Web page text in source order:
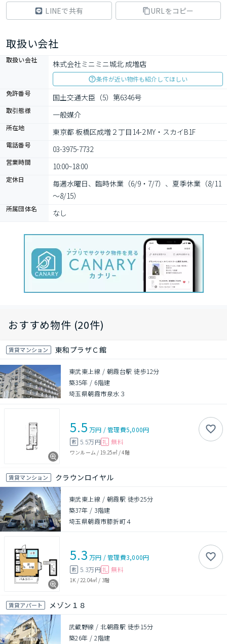
LINEで共有 URLをコピー
取扱い会社
取扱い会社 株式会社ミニミニ城北 成増店
条件が近い物件も紹介してほしい
免許番号
国土交通大臣（5）第6346号
取引態様 一般媒介
所在地 東京都 板橋区成増２丁目14-2 MY・スカイB1F
電話番号 03-3975-7732
営業時間 10:00~18:00
定休日
毎週水曜日、臨時休業（6/9・7/7）、夏季休業（8/11
～8/15）
所属団体名 なし
おすすめ物件 (20件)
賃貸マンション 東和プラザＣ館
東武東上線 / 朝霞台駅 徒歩12分
築35年 / 6階建
埼玉県朝霞市泉水３
5.5 万円 /管理費5,000円
敷 5.5万円 礼 無料
ワンルーム / 19.25㎡/4階
賃貸マンション クラウンロイヤル
東武東上線 / 朝霞駅 徒歩25分
築37年 / 3階建
埼玉県朝霞市膝折町４
5.3 万円 /管理費3,000円
敷 5.3万円 礼 無料
1K / 22.04㎡ / 3階
賃貸アパート メゾン１８
武蔵野線 / 北朝霞駅 徒歩15分
築26年 /2階建